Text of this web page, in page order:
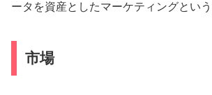
ータを資産としたマーケティングという
市場